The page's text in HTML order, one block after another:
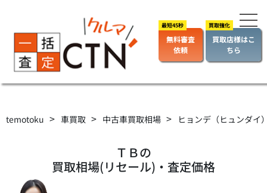
無料審査
依頼
買取店様はこ
ちら
temotoku > 車買取 > 中古車買取相場 > ヒョンデ（ヒュンダイ
ＴＢの
買取相場(リセール)・査定価格